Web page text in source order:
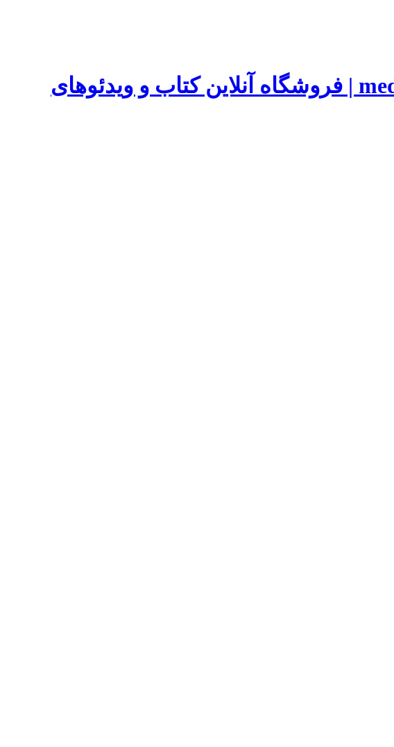
medPDF | فروشگاه آنلاین کتاب و ویدئوهای